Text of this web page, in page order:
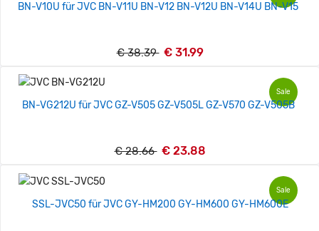
BN-V10U für JVC BN-V11U BN-V12 BN-V12U BN-V14U BN-V15
€ 38.39 € 31.99
Sale
BN-VG212U für JVC GZ-V505 GZ-V505L GZ-V570 GZ-V505B
€ 28.66 € 23.88
Sale
SSL-JVC50 für JVC GY-HM200 GY-HM600 GY-HM600E